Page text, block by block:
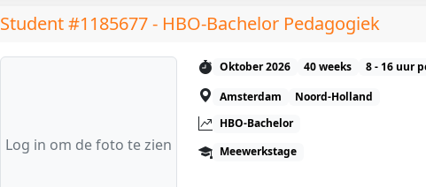
Student #1185677 - HBO-Bachelor Pedagogiek
Log in om de foto te zien
Oktober 2026 40 weeks
8 - 16 uur
Amsterdam
Noord-Holland
HBO-Bachelor
Meewerkstage